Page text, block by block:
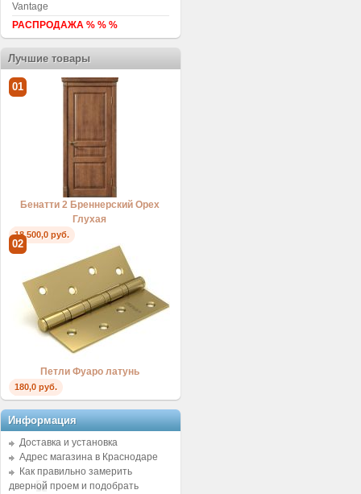
Vantage
РАСПРОДАЖА % % %
Лучшие товары
01
Бенатти 2 Бреннерский Орех
Глухая
18.500,0 руб.
02
Петли Фуаро латунь
180,0 руб.
Информация
Доставка и установка
Адрес магазина в Краснодаре
Как правильно замерить
дверной проем и подобрать